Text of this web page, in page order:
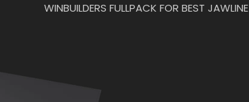
WINBUILDERS FULLPACK FOR BEST JAWLINE